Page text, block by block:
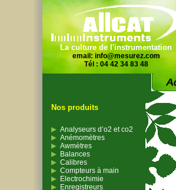
La culture de l'instrumentation
email: info@mesurez.com
Tél : 04 42 34 83 48
Nos produits
Analyseurs d’o2 et co2
Anémomètres
Awmètres
Balances
Calibres
Compteurs à main
Electrochimie
Enregistreurs